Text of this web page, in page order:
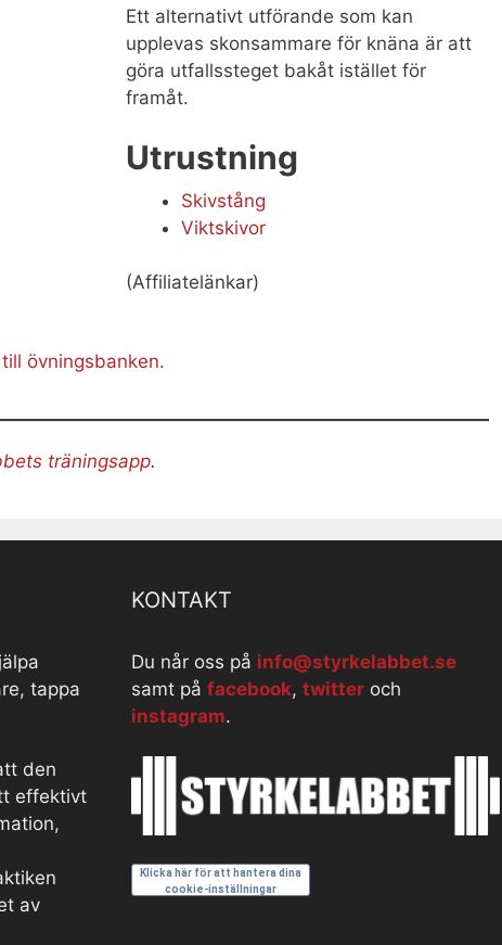
Ett alternativt utförande som kan
upplevas skonsammare för knäna är att
göra utfallssteget bakåt istället för
framåt.
Utrustning
Skivstång
Viktskivor
(Affiliatelänkar)
övningsbanken.
träningsapp.
tappa
den
effektivt
av
KONTAKT
Du når oss på info@styrkelabbet.se
samt på facebook, twitteroch
instagram.
Klicka här för att hantera dina
cookie-inställningar